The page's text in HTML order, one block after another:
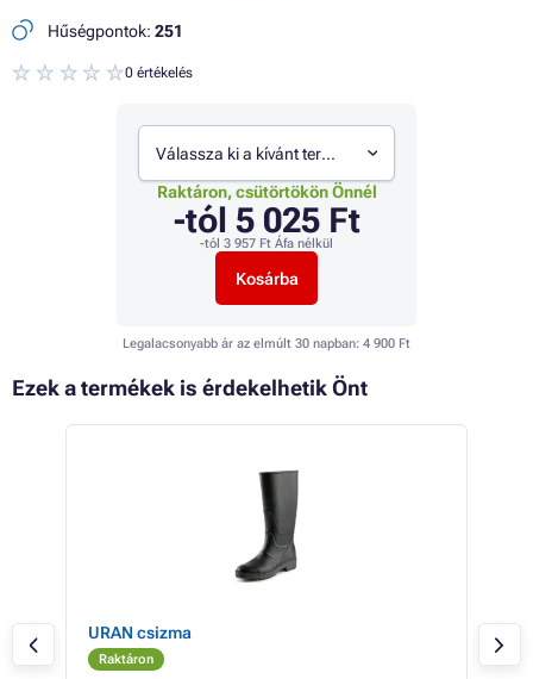
Hűségpontok: 251
0 értékelés
Válassza ki a kívánt termékváltozatot
Raktáron, csütörtökön Önnél
-tól 5 025 Ft
-tól 3 957 Ft Áfa nélkül
Kosárba
Legalacsonyabb ár az elmúlt 30 napban: 4 900 Ft
Ezek a termékek is érdekelhetik Önt
URAN csizma
Raktáron